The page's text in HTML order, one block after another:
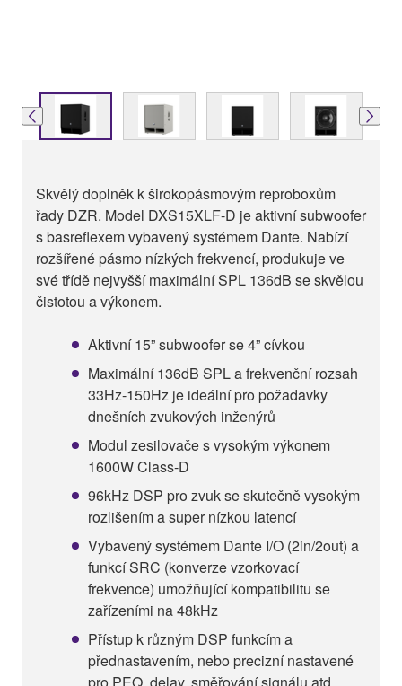
Skvělý doplněk k širokopásmovým reproboxům
řady DZR. Model DXS15XLF-D je aktivní subwoofer
s basreflexem vybavený systémem Dante. Nabízí
rozšířené pásmo nízkých frekvencí, produkuje ve
své třídě nejvyšší maximální SPL 136dB se skvělou
čistotou a výkonem.
Aktivní 15” subwoofer se 4” cívkou
Maximální 136dB SPL a frekvenční rozsah
33Hz-150Hz je ideální pro požadavky
dnešních zvukových inženýrů
Modul zesilovače s vysokým výkonem
1600W Class-D
96kHz DSP pro zvuk se skutečně vysokým
rozlišením a super nízkou latencí
Vybavený systémem Dante I/O (2in/2out) a
funkcí SRC (konverze vzorkovací
frekvence) umožňující kompatibilitu se
zařízeními na 48kHz
Přístup k různým DSP funkcím a
přednastavením, nebo precizní nastavené